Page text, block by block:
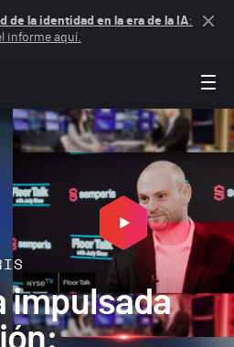
de la identidad en la era de la IA:
informe aquí.
impulsada